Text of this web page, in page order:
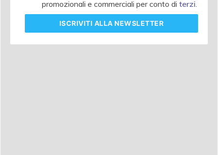
promozionali e commerciali per conto di terzi
ISCRIVITI ALLA NEWSLETTER